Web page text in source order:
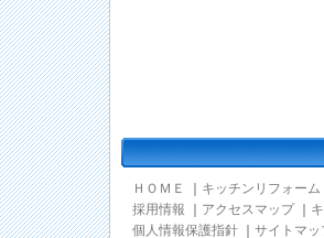
ＨＯＭＥ キッチンリフォーム
採用情報
アクセスマップ｜
個人情報保護指針
サイトマッ